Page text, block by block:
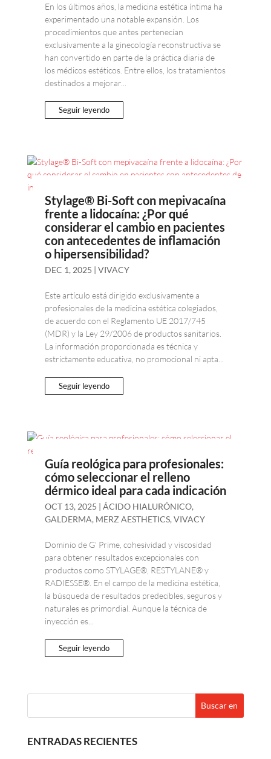
En los últimos años, la medicina estética íntima ha
experimentado una notable expansión. Los
procedimientos que antes pertenecían
exclusivamente a la ginecología reconstructiva se
han convertido en parte de la práctica diaria de
los médicos estéticos. Entre ellos, los tratamientos
destinados a mejorar...
Seguir leyendo
Stylage® Bi-Soft con mepivacaína
frente a lidocaína: ¿Por qué
considerar el cambio en pacientes
con antecedentes de inflamación
o hipersensibilidad?
DEC 1, 2025 | VIVACY
Este artículo está dirigido exclusivamente a
profesionales de la medicina estética colegiados,
de acuerdo con el Reglamento UE 2017/745
(MDR) y la Ley 29/2006 de productos sanitarios.
La información proporcionada es técnica y
estrictamente educativa, no promocional ni apta...
Seguir leyendo
Guía reológica para profesionales:
cómo seleccionar el relleno
dérmico ideal para cada indicación
OCT 13, 2025 | ÁCIDO HIALURÓNICO,
GALDERMA, MERZ AESTHETICS, VIVACY
Dominio de G' Prime, cohesividad y viscosidad
para obtener resultados excepcionales con
productos como STYLAGE®, RESTYLANE® y
RADIESSE®. En el campo de la medicina estética,
la búsqueda de resultados predecibles, seguros y
naturales es primordial. Aunque la técnica de
inyección es...
Seguir leyendo
ENTRADAS RECIENTES